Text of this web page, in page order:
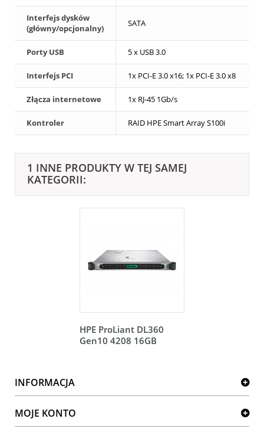
Interfejs dysków
(główny/opcjonalny)
SATA
Porty USB 5 x USB 3.0
Interfejs PCI 1x PCI-E 3.0 x16; 1x PCI-E 3.0 x8
Złącza internetowe 1x RJ-45 1Gb/s
Kontroler RAID HPE Smart Array S100i
1 INNE PRODUKTY W TEJ SAMEJ
KATEGORII:
HPE ProLiant DL360
Gen10 4208 16GB
INFORMACJA
MOJE KONTO